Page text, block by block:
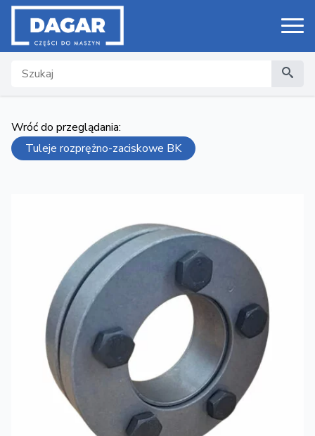
Search
Wróć do przeglądania:
Tuleje rozprężno-zaciskowe BK